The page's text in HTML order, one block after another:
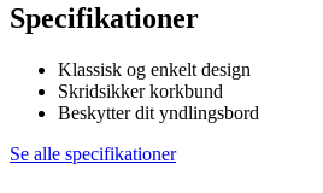
Specifikationer
Klassisk og enkelt design
Skridsikker korkbund
Beskytter dit yndlingsbord
Se alle specifikationer